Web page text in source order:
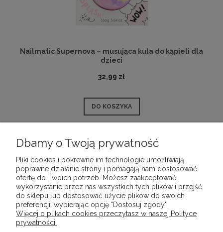
Nailmatic Supernova – musująca kula do kąpieli dla
dzieci
32,99 zł
DO KOSZYKA
POMOC
MOJE KONTO
Dbamy o Twoją prywatność
Pliki cookies i pokrewne im technologie umożliwiają
poprawne działanie strony i pomagają nam dostosować
ofertę do Twoich potrzeb. Możesz zaakceptować
wykorzystanie przez nas wszystkich tych plików i przejść
do sklepu lub dostosować użycie plików do swoich
preferencji, wybierając opcję "Dostosuj zgody".
Więcej o plikach cookies przeczytasz w naszej Polityce
prywatności.